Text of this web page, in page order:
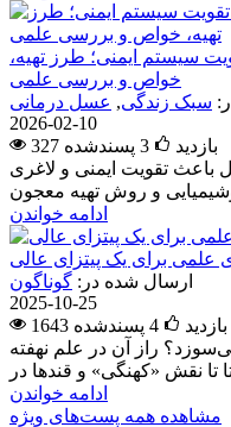
سیستم ایمنی؛ طرز تهیه،
خواص و بررسی علمی
سبک زندگی, عسل درمانی
2026-02-10
327 بازدید
3 پسندشده
باعث تقویت ایمنی و لاغری
ادامه خواندن
علمی برای یک پیتزای عالی
ارسال شده در: گوناگون
2025-10-25
1643 بازدید
4 پسندشده
راز آن در علم نهفته
ادامه خواندن
مشاهده همه پست‌های ویژه